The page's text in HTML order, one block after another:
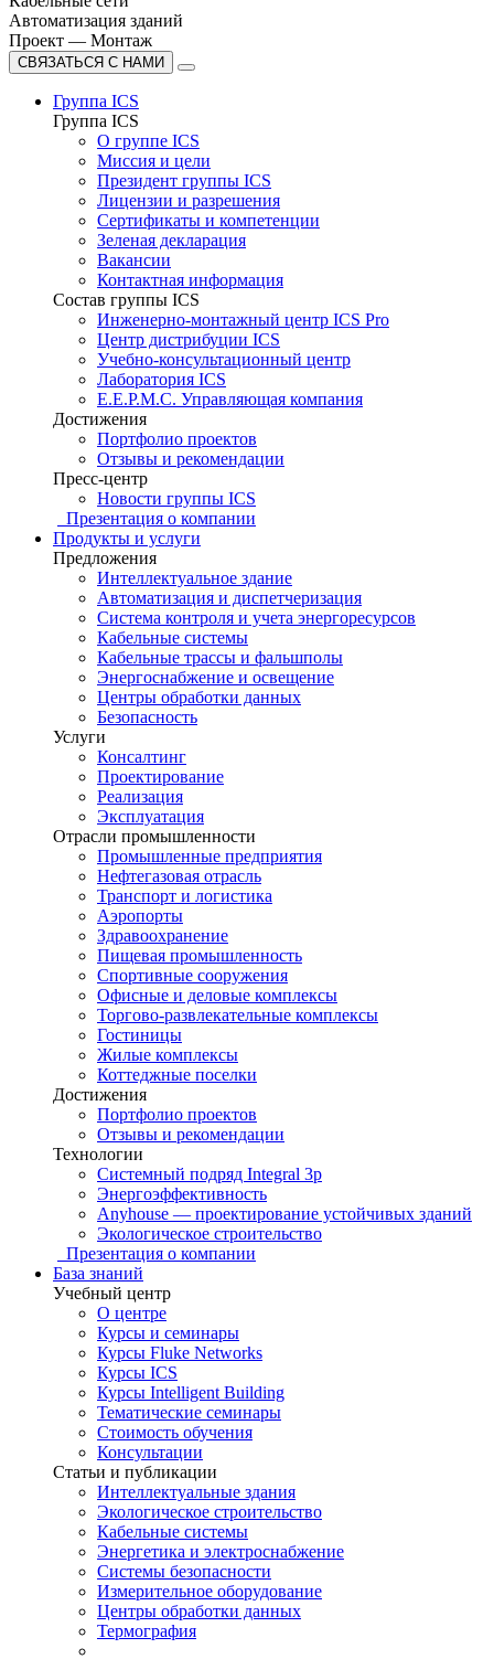
Автоматизация зданий
Проект — Монтаж
СВЯЗАТЬСЯ С НАМИ
Группа ICS
Группа ICS
О группе ICS
Миссия и цели
Президент группы ICS
Лицензии и разрешения
Сертификаты и компетенции
Зеленая декларация
Вакансии
Контактная информация
Состав группы ICS
Инженерно-монтажный центр ICS Pro
Центр дистрибуции ICS
Учебно-консультационный центр
Лаборатория ICS
E.E.P.M.C. Управляющая компания
Достижения
Портфолио проектов
Отзывы и рекомендации
Пресс-центр
Новости группы ICS
Презентация о компании
Продукты и услуги
Предложения
Интеллектуальное здание
Автоматизация и диспетчеризация
Система контроля и учета энергоресурсов
Кабельные системы
Кабельные трассы и фальшполы
Энергоснабжение и освещение
Центры обработки данных
Безопасность
Услуги
Консалтинг
Проектирование
Реализация
Эксплуатация
Отрасли промышленности
Промышленные предприятия
Нефтегазовая отрасль
Транспорт и логистика
Аэропорты
Здравоохранение
Пищевая промышленность
Спортивные сооружения
Офисные и деловые комплексы
Торгово-развлекательные комплексы
Гостиницы
Жилые комплексы
Коттеджные поселки
Достижения
Портфолио проектов
Отзывы и рекомендации
Технологии
Системный подряд Integral 3p
Энергоэффективность
Anyhouse — проектирование устойчивых зданий
Экологическое строительство
Презентация о компании
База знаний
Учебный центр
О центре
Курсы и семинары
Курсы Fluke Networks
Курсы ICS
Курсы Intelligent Building
Тематические семинары
Стоимость обучения
Консультации
Статьи и публикации
Интеллектуальные здания
Экологическое строительство
Кабельные системы
Энергетика и электроснабжение
Системы безопасности
Измерительное оборудование
Центры обработки данных
Термография